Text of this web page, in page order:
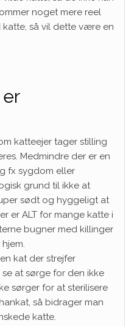
noget mere reel
så vil dette være en
katteejer tager stilling
Medmindre der er en
fx sygdom eller
grund til ikke at
sødt og hyggeligt at
er ALT for mange katte i
bugner med killinger
kat der strejfer
at sørge for den ikke
sørger for at sterilisere
så bidrager man
katte.